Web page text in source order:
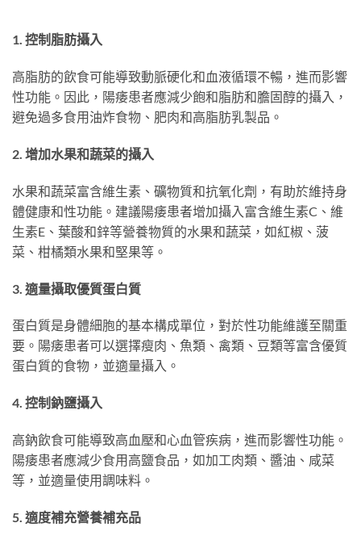
1. 控制脂肪攝入
高脂肪的飲食可能導致動脈硬化和血液循環不暢，進而影響
性功能。因此，陽痿患者應減少飽和脂肪和膽固醇的攝入，
避免過多食用油炸食物、肥肉和高脂肪乳製品。
2. 增加水果和蔬菜的攝入
水果和蔬菜富含維生素、礦物質和抗氧化劑，有助於維持身
體健康和性功能。建議陽痿患者增加攝入富含維生素C、維
生素E、葉酸和鋅等營養物質的水果和蔬菜，如紅椒、菠
菜、柑橘類水果和堅果等。
3. 適量攝取優質蛋白質
蛋白質是身體細胞的基本構成單位，對於性功能維護至關重
要。陽痿患者可以選擇瘦肉、魚類、禽類、豆類等富含優質
蛋白質的食物，並適量攝入。
4. 控制鈉鹽攝入
高鈉飲食可能導致高血壓和心血管疾病，進而影響性功能。
陽痿患者應減少食用高鹽食品，如加工肉類、醬油、咸菜
等，並適量使用調味料。
5. 適度補充營養補充品